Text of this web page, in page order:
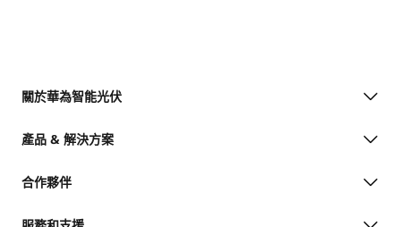
關於華為智能光伏
產品 & 解決方案
合作夥伴